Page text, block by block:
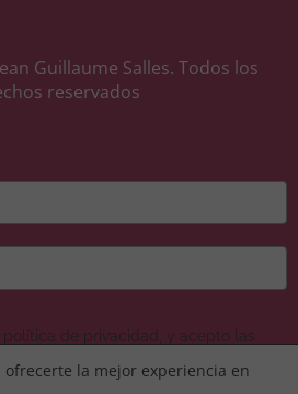
Guillaume Salles. Todos los
reservados
ofrecerte la mejor experiencia en
de privacidad, y acepto las